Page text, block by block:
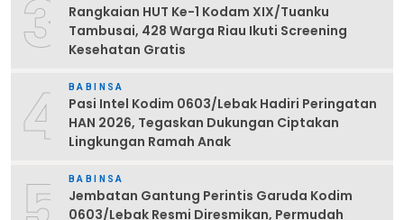
3
Rangkaian HUT Ke-1 Kodam XIX/Tuanku
Tambusai, 428 Warga Riau Ikuti Screening
Kesehatan Gratis
4 BABINSA
Pasi Intel Kodim 0603/Lebak Hadiri Peringatan
HAN 2026, Tegaskan Dukungan Ciptakan
Lingkungan Ramah Anak
BABINSA
Jembatan Gantung Perintis Garuda Kodim
0603/Lebak Resmi Diresmikan, Permudah